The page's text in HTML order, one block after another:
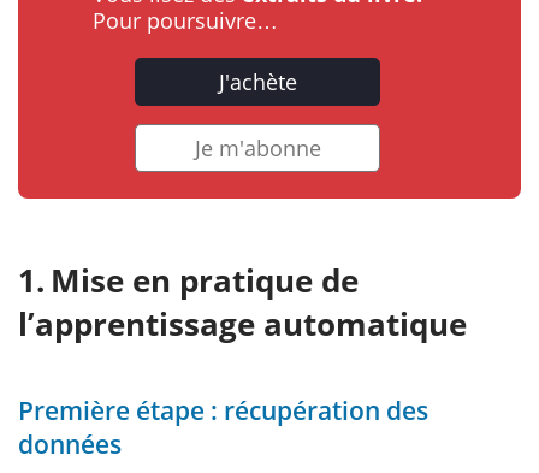
Pour poursuivre…
J'achète
Je m'abonne
Mise en pratique de
l’apprentissage automatique
Première étape : récupération des
données